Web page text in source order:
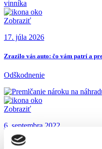
Zobraziť
17. júla 2026
Zrazilo vás auto: čo vám patrí a
Odškodnenie
Zobraziť
6. septembra 2022
Premlčanie nároku na náhradu